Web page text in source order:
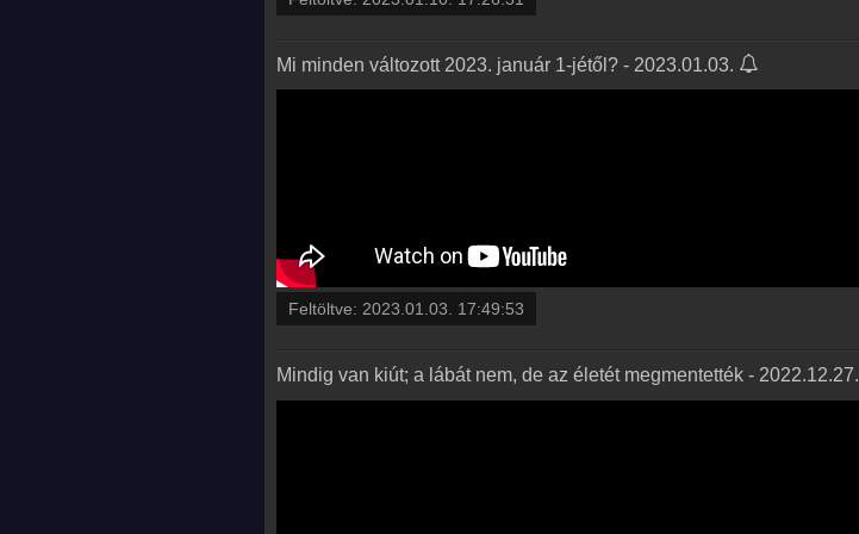
Mi minden változott 2023. január 1-jétől? - 2023.01.03.
Feltöltve: 2023.01.03. 17:49:53
Mindig van kiút; a lábát nem, de az életét megmentették - 2022.12.27.